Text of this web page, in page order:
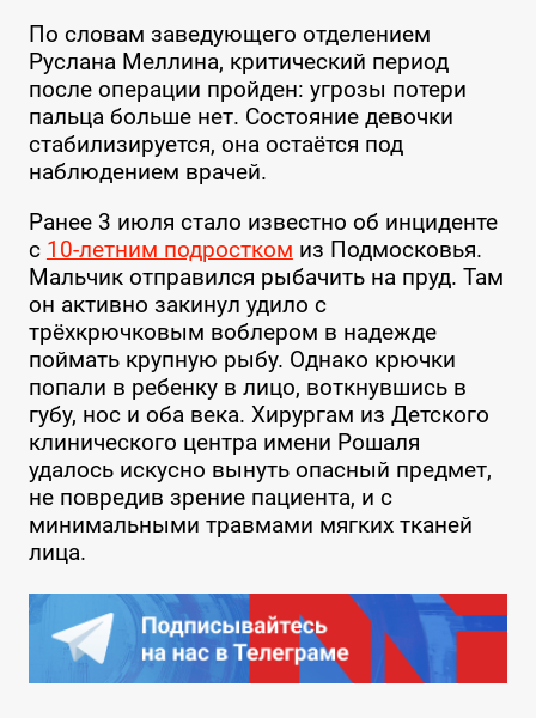
По словам заведующего отделением
Руслана Меллина, критический период
после операции пройден: угрозы потери
пальца больше нет. Состояние девочки
стабилизируется, она остаётся под
наблюдением врачей.
Ранее 3 июля стало известно об инциденте
с 10-летним подростком из Подмосковья.
Мальчик отправился рыбачить на пруд. Там
он активно закинул удило с
трёхкрючковым воблером в надежде
поймать крупную рыбу. Однако крючки
попали в ребенку в лицо, воткнувшись в
губу, нос и оба века. Хирургам из Детского
клинического центра имени Рошаля
удалось искусно вынуть опасный предмет,
не повредив зрение пациента, и с
минимальными травмами мягких тканей
лица.